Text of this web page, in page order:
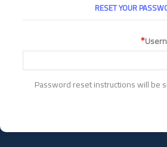
RESET YOUR
Password reset instructions will be